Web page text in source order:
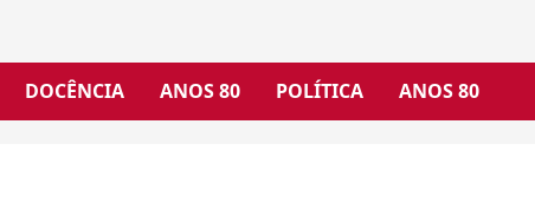
DOCÊNCIA ANOS 80 POLÍTICA ANOS 80